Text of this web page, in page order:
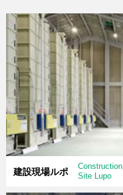
建設現場ルポ
Construction
Site Lupo